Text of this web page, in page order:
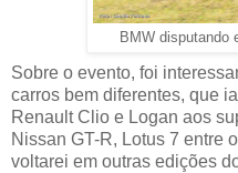
BMW disputando
Sobre o evento, foi
carros bem diferentes, que
Renault Clio e Logan aos
Nissan GT-R, Lotus 7 entre
voltarei em outras edições